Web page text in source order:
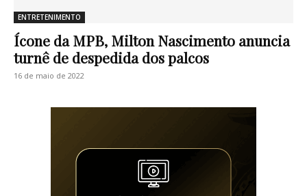
ENTRETENIMENTO
Ícone da MPB, Milton Nascimento anuncia
turnê de despedida dos palcos
16 de maio de 2022